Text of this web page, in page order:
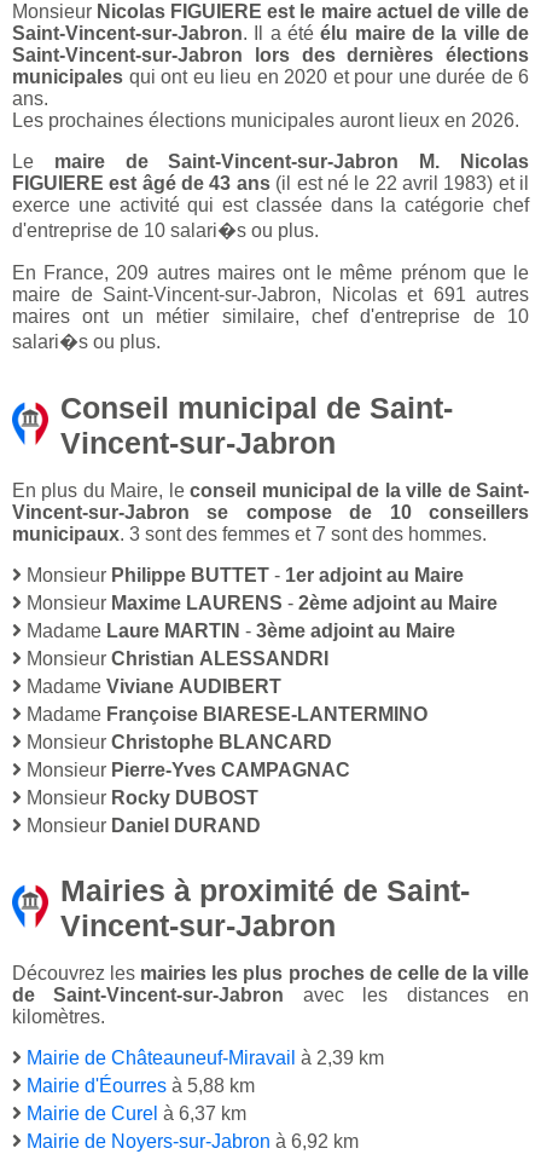
Monsieur Nicolas FIGUIERE est le maire actuel de ville de
Saint-Vincent-sur-Jabron. Il a étéélu maire de la ville de
Saint-Vincent-sur-Jabron lors des dernières élections
municipales qui ont eu lieu en 2020 et pour une durée de 6
ans.
Les prochaines élections municipales auront lieux en 2026.
Le maire de Saint-Vincent-sur-Jabron M. Nicolas
FIGUIERE est âgé de 43 ans(il est né le 22 avril 1983) et il
exerce une activité qui est classée dans la catégorie chef
d'entreprise de 10 salari�s ou plus.
En France, 209 autres maires ont le même prénom que le
maire de Saint-Vincent-sur-Jabron, Nicolas et 691 autres
maires ont un métier similaire, chef d'entreprise de 10
salari�s ou plus.
Conseil municipal de Saint-
Vincent-sur-Jabron
En plus du Maire, leconseil municipal de la ville de Saint-
Vincent-sur-Jabron se compose de 10 conseillers
municipaux. 3 sont des femmes et 7 sont des hommes.
Monsieur Philippe BUTTET - 1er adjoint au Maire
Monsieur Maxime LAURENS - 2ème adjoint au Maire
Madame Laure MARTIN - 3ème adjoint au Maire
Monsieur Christian ALESSANDRI
Madame Viviane AUDIBERT
Madame Françoise BIARESE-LANTERMINO
Monsieur Christophe BLANCARD
Monsieur Pierre-Yves CAMPAGNAC
Monsieur Rocky DUBOST
Monsieur Daniel DURAND
Mairies à proximité de Saint-
Vincent-sur-Jabron
Découvrez les mairies les plus proches de celle de la ville
de Saint-Vincent-sur-Jabron avec les distances en
kilomètres.
Mairie de Châteauneuf-Miravail à 2,39 km
Mairie d'Éourres à 5,88 km
Mairie de Curel à 6,37 km
Mairie de Noyers-sur-Jabron à 6,92 km